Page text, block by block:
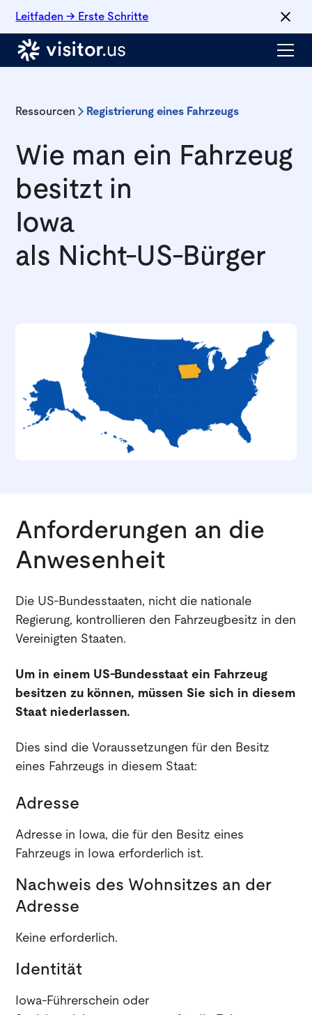
Leitfaden → Erste Schritte
Ressourcen Registrierung eines Fahrzeugs
Wie man ein Fahrzeug
besitzt in
Iowa
als Nicht-US-Bürger
Anforderungen an die
Anwesenheit
Die US-Bundesstaaten, nicht die nationale
Regierung, kontrollieren den Fahrzeugbesitz in den
Vereinigten Staaten.
Um in einem US-Bundesstaat ein Fahrzeug
besitzen zu können, müssen Sie sich in diesem
Staat niederlassen.
Dies sind die Voraussetzungen für den Besitz
eines Fahrzeugs in diesem Staat:
Adresse
Adresse in Iowa, die für den Besitz eines
Fahrzeugs in Iowa erforderlich ist.
Nachweis des Wohnsitzes an der
Adresse
Keine erforderlich.
Identität
Iowa-Führerschein oder